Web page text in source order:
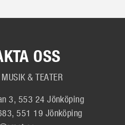
OSS
& TEATER
3, 553 24 Jönköping
551 19 Jönköping